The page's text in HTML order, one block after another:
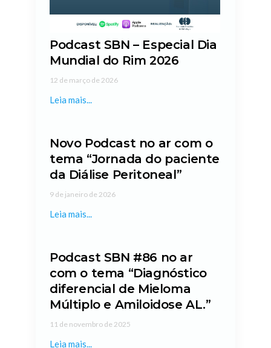
Podcast SBN – Especial Dia
Mundial do Rim 2026
12 de março de 2026
Leia mais...
Novo Podcast no ar com o
tema “Jornada do paciente
da Diálise Peritoneal”
9 de janeiro de 2026
Leia mais...
Podcast SBN #86 no ar
com o tema “Diagnóstico
diferencial de Mieloma
Múltiplo e Amiloidose AL.”
11 de novembro de 2025
Leia mais...